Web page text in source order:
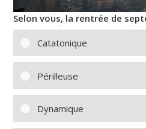
Selon vous, la rentrée de
Catatonique
Périlleuse
Dynamique